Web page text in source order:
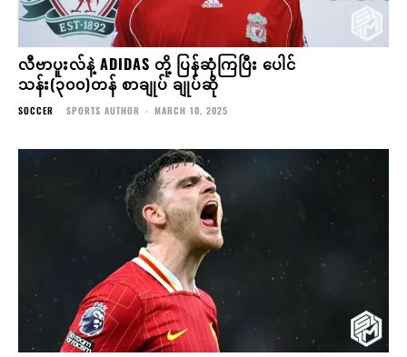
လီဗာပူးလ်နဲ့ ADIDAS တို့ ပြန်ဆုံကြပြီး ပေါင်
သန်း(၃၀၀)တန် စာချုပ် ချုပ်ဆို
SOCCER SPORTS AUTHOR - MARCH 10, 2025